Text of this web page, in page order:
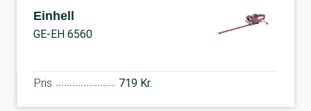
Einhell
GE-EH 6560
Pris 719 Kr.